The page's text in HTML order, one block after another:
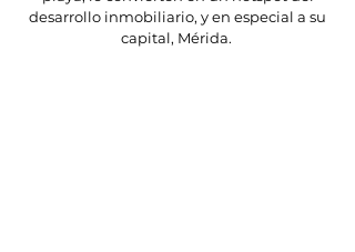
desarrollo inmobiliario, y en especial a su
capital, Mérida.